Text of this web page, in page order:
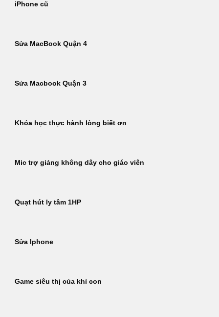
iPhone cũ
Sửa MacBook Quận 4
Sửa Macbook Quận 3
Khóa học thực hành lòng biết ơn
Mic trợ giảng không dây cho giáo viên
Quạt hút ly tâm 1HP
Sửa Iphone
Game siêu thị của khỉ con